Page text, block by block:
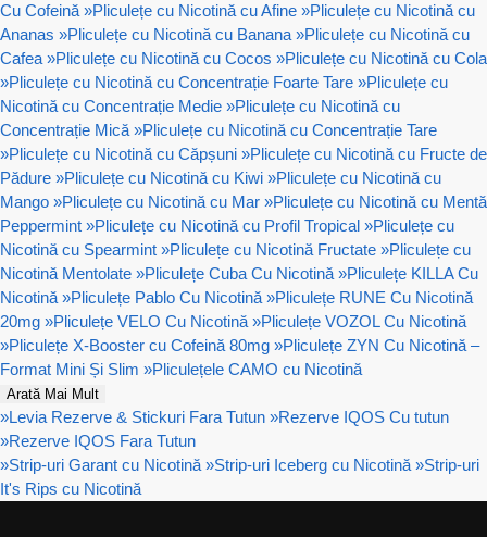
Cu Cofeină »Pliculețe cu Nicotină cu Afine »Pliculețe cu Nicotină cu
Ananas »Pliculețe cu Nicotină cu Banana »Pliculețe cu Nicotină cu
Cafea »Pliculețe cu Nicotină cu Cocos »Pliculețe cu Nicotină cu Cola
»Pliculețe cu Nicotină cu Concentrație Foarte Tare »Pliculețe cu
Nicotină cu Concentrație Medie »Pliculețe cu Nicotină cu
Concentrație Mică »Pliculețe cu Nicotină cu Concentrație Tare
»Pliculețe cu Nicotină cu Căpșuni »Pliculețe cu Nicotină cu Fructe de
Pădure »Pliculețe cu Nicotină cu Kiwi »Pliculețe cu Nicotină cu
Mango »Pliculețe cu Nicotină cu Mar »Pliculețe cu Nicotină cu Mentă
Peppermint »Pliculețe cu Nicotină cu Profil Tropical »Pliculețe cu
Nicotină cu Spearmint »Pliculețe cu Nicotină Fructate »Pliculețe cu
Nicotină Mentolate »Pliculețe Cuba Cu Nicotină »Pliculețe KILLA Cu
Nicotină »Pliculețe Pablo Cu Nicotină »Pliculețe RUNE Cu Nicotină
20mg »Pliculețe VELO Cu Nicotină »Pliculețe VOZOL Cu Nicotină
»Pliculețe X-Booster cu Cofeină 80mg »Pliculețe ZYN Cu Nicotină –
Format Mini Și Slim »Pliculețele CAMO cu Nicotină
Arată Mai Mult
»Levia Rezerve & Stickuri Fara Tutun »Rezerve IQOS Cu tutun
»Rezerve IQOS Fara Tutun
»Strip-uri Garant cu Nicotină »Strip-uri Iceberg cu Nicotină »Strip-uri
It's Rips cu Nicotină